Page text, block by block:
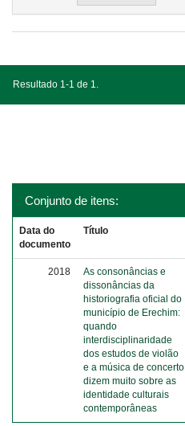
Resultado 1-1 de 1.
Conjunto de itens:
Data do
documento
Título
2018
As consonâncias e
dissonâncias da
historiografia oficial do
município de Erechim:
quando
interdisciplinaridade
dos estudos de violão
e a música de concerto
dizem muito sobre as
identidade culturais
contemporâneas